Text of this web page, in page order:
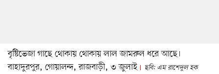
বৃষ্টিভেজা গাছে থোকায় থোকায় লাল জামরুল ধরে আছে।
বাহাদুরপুর, গোয়ালন্দ, রাজবাড়ী, ৩ জুলাই
ছবি: এম রাশেদুল হক